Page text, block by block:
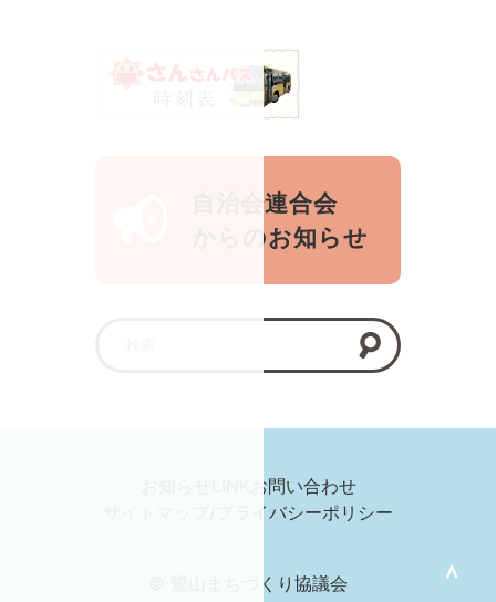
自治会連合会
からのお知らせ
＞
お問い合わせ
サイトマップ/プライバシーポリシー
© 鷺山まちづくり協議会